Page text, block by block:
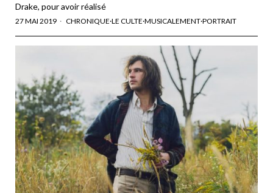
Drake, pour avoir réalisé
27 MAI 2019 CHRONIQUE·LE CULTE·MUSICALEMENT·PORTRAIT